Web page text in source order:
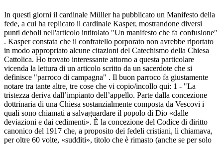
In questi giorni il cardinale Müller ha pubblicato un Manifesto della
fede, a cui ha replicato il cardinale Kasper, mostrandone diversi
punti deboli nell'articolo intitolato "Un manifesto che fa confusione"
. Kasper constata che il confratello porporato non avrebbe riportato
in modo appropriato alcune citazioni del Catechismo della Chiesa
Cattolica. Ho trovato interessante attorno a questa particolare
vicenda la lettura di un articolo scritto da un sacerdote che si
definisce "parroco di campagna" . Il buon parroco fa giustamente
notare tra tante altre, tre cose che vi copio/incollo qui: 1 - "La
tristezza deriva dall’impianto dell’appello. Parte dalla concezione
dottrinaria di una Chiesa sostanzialmente composta da Vescovi i
quali sono chiamati a salvaguardare il popolo di Dio «dalle
deviazioni e dai cedimenti». È la concezione del Codice di diritto
canonico del 1917 che, a proposito dei fedeli cristiani, li chiamava,
per oltre 60 volte, «sudditi», titolo che è rimasto (anche se per solo